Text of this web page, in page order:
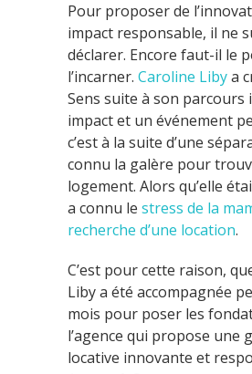
Pour proposer de
impact responsable, il ne
déclarer. Encore faut-il le
l’incarner. Caroline Libya
Sens suite à son parcours
impact et un événement
c’est à la suite d’une
connu la galère pour
logement. Alors qu’elle
a connu le stress de la
recherche d’une location.
C’est pour cette raison,
Liby a été accompagnée
mois pour poser les
l’agence qui propose une
locative innovante et